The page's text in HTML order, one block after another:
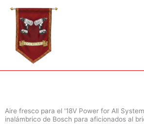
contenido
Aire fresco para el '18V Power for All
inalámbrico de Bosch para aficionados al